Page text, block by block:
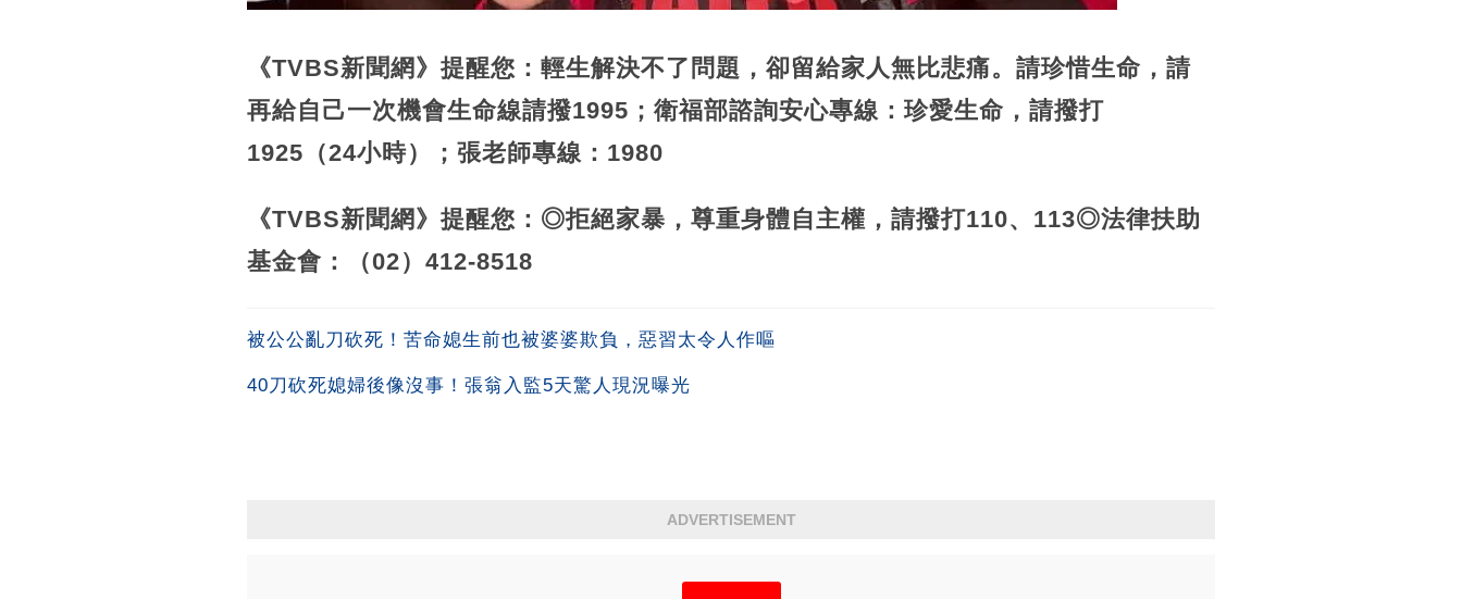
《TVBS新聞網》提醒您：輕生解決不了問題，卻留給家人無比悲痛。請珍惜生命，請
再給自己一次機會生命線請撥1995；衛福部諮詢安心專線：珍愛生命，請撥打
1925（24小時）；張老師專線：1980
《TVBS新聞網》提醒您：◎拒絕家暴，尊重身體自主權，請撥打110、113◎法律扶助
基金會：（02）412-8518
被公公亂刀砍死！苦命媳生前也被婆婆欺負，惡習太令人作嘔
40刀砍死媳婦後像沒事！張翁入監5天驚人現況曝光
ADVERTISEMENT